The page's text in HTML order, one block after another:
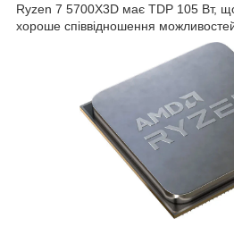
Ryzen 7 5700X3D має TDP 105 Вт,
хороше співвідношення